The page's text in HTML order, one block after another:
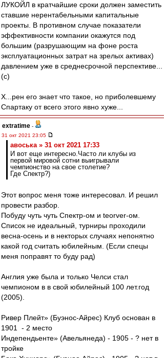
ЛУКОЙЛ в кратчайшие сроки должен заместить
ставшие нерентабельными капитальные
проекты. В противном случае показатели
эффективности компании окажутся под
большим (разрушающим на фоне роста
эксплуатационных затрат на зрелых активах)
давлением уже в среднесрочной перспективе...
(с)
Х...рен его знает что такое, но приболевшему
Спартаку от всего этого явно хуже...
extratime -
31 окт 2021 23:05
авоська » 31 окт 2021 17:33
И вот еще интересно.Часто ли клубы из
первой мировой сотни выигрывали
чемпионство на свое столетие?
Где Спектр?)
Этот вопрос меня тоже интересовал. И решил
провести разбор.
Побуду чуть чуть Спектр-ом и teorver-ом.
Список не идеальный, турниры проходили
весна-осень и в некторых случаях непонятно
какой год считать юбилейным. (Если спецы
меня поправят то буду рад)
Англия уже была и только Челси стал
чемпионом в в свой юбилейный 100 лет.год
(2005).
Ривер Плейт» (Буэнос-Айрес) Клуб основан в
1901 - 2 место
Индепендьенте» (Авельянеда) - 1905 - ? нет в
тройке